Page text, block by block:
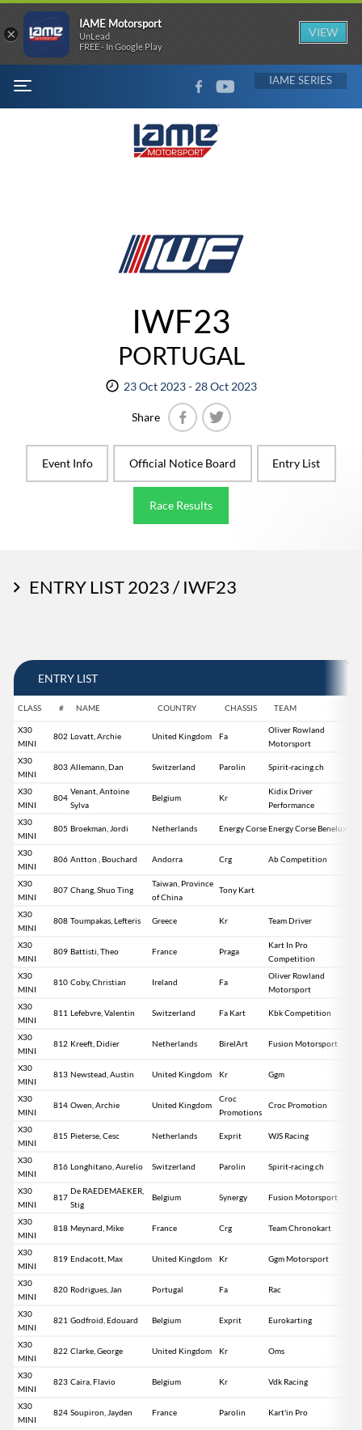
MENU
FACEBOOKYOUTUBE IAME
IWF23
PORTUGAL
23 Oct 2023 - 28 Oct 2023
Share
Event Info
Official Notice Board Entry List
Race Results
ENTRY LIST 2023 / IWF23
ENTRY LIST
CLASS # NAME COUNTRY CHASSIS TEAM
X30
MINI
802 Lovatt, Archie United Kingdom Fa
Oliver Rowland
Motorsport
X30
MINI
803 Allemann, Dan Switzerland Parolin Spirit-racing.ch
X30
MINI
804
Venant, Antoine
Sylva
Belgium Kr
Kidix Driver
Performance
X30
MINI
805 Broekman, Jordi Netherlands Energy CorseEnergy Corse Benelux
X30
MINI
806 Antton , Bouchard Andorra Crg Ab Competition
X30
MINI
807 Chang, Shuo Ting
Taiwan, Province
of China
Tony Kart
X30
MINI
808 Toumpakas, Lefteris Greece Kr Team Driver
X30
MINI
809 Battisti, Theo France Praga
Kart In Pro
Competition
X30
MINI
810 Coby, Christian Ireland Fa
Oliver Rowland
Motorsport
X30
MINI
811 Lefebvre, Valentin Switzerland Fa Kart Kbk Competition
X30
MINI
812 Kreeft, Didier Netherlands BirelArt Fusion Motorsport
X30
MINI
813 Newstead, Austin United Kingdom Kr Ggm
X30
MINI
814 Owen, Archie United Kingdom
Croc
Promotions
Croc Promotion
X30
MINI
815 Pieterse, Cesc Netherlands Exprit WJS Racing
X30
MINI
816 Longhitano, Aurelio Switzerland Parolin Spirit-racing.ch
X30
MINI
817
De RAEDEMAEKER,
Stig
Belgium Synergy Fusion Motorsport
X30
MINI
818 Meynard, Mike France Crg Team Chronokart
X30
MINI
819 Endacott, Max United Kingdom Kr Ggm Motorsport
X30
MINI
820 Rodrigues, Jan Portugal Fa Rac
X30
MINI
821 Godfroid, Edouard Belgium Exprit Eurokarting
X30
MINI
822 Clarke, George United Kingdom Kr Oms
X30
MINI
823 Caira, Flavio Belgium Kr Vdk Racing
X30
MINI
824 Soupiron, Jayden France Parolin Kart'in Pro
×
IAME Motorsport
UnLead
FREE - In Google Play
VIEW